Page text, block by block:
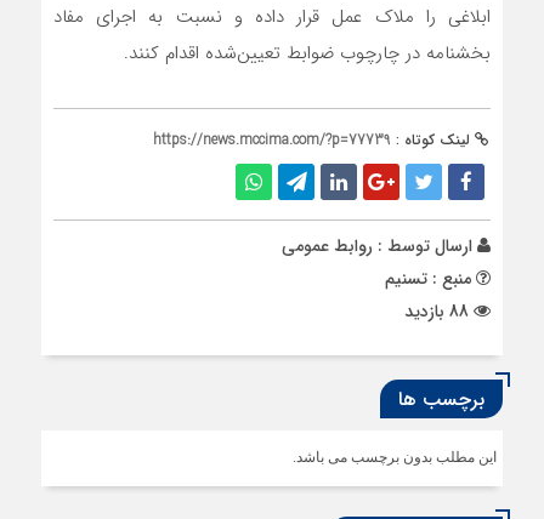
ابلاغی را ملاک عمل قرار داده و نسبت به اجرای مفاد
بخشنامه در چارچوب ضوابط تعیین‌شده اقدام کنند.
لینک کوتاه : https://news.mccima.com/?p=77739
ارسال توسط : روابط عمومی
منبع : تسنیم
برچسب ها
این مطلب بدون برچسب می باشد.